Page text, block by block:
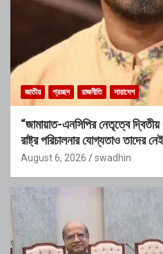
জাতীয় প্রচ্ছদ রাজনীতি সারাদেশ
“জামায়াত-এনসিপির নেতৃত্বে
রাষ্ট্র পরিচালনার যোগ্যতাও তাদের
August 6, 2026 swadhin